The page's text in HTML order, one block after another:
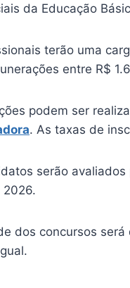
da Educação
terão uma
entre R$
podem ser
. As taxas de
serão
2026.
dos concursos